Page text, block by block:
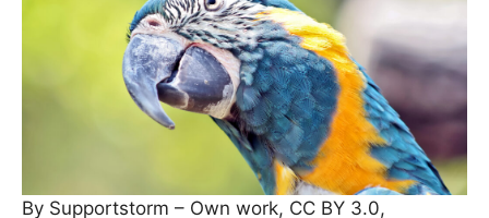
By Supportstorm – Own work, CC BY 3.0,